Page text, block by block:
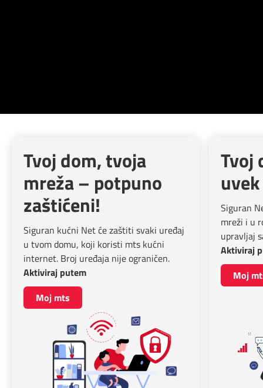
Šta da gledam?
Rešavanje problema
Pokrivenost mreže
Mapa brzina
eRačun
Prilagođeno tebi
Putuj pametnije
Tvoj dom, tvoja
mreža – potpuno
zaštićeni!
Siguran kućni Net će zaštiti svaki uređaj
u tvom domu, koji koristi mts kućni
internet. Broj uređaja nije ograničen.
Aktiviraj putem
Moj mts
Tvoj
Siguran
mreži i u
upravljaj
Aktiviraj
Moj